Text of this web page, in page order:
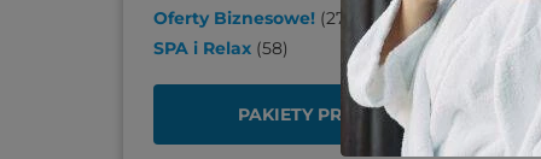
Oferty Biznesowe! (27
SPA i Relax (58)
PAKIETY PREZENTOWE